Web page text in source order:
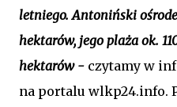
letniego. Antoniński
hektarów, jego plaża ok.
hektarów - czytamy w
na portalu wlkp24.info.